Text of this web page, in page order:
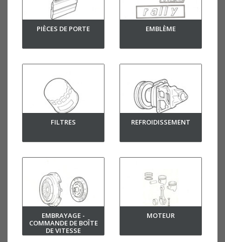
PIÈCES DE PORTE EMBLÈME
FILTRES REFROIDISSEMENT
EMBRAYAGE -
COMMANDE DE BOÎTE
DE VITESSE
MOTEUR